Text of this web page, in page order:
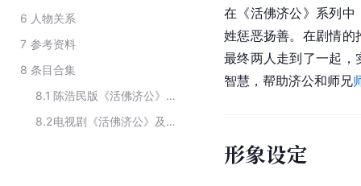
6 人物关系
7 参考资料
8 条目合集
8.1
陈浩民版《活佛济公》中的主要人物
8.2
电视剧《活佛济公》及衍生作品中的角色
在《活佛济公》系列中
姓惩恶扬善。在剧情的
最终两人走到了一起，
智慧，帮助济公和师兄
形象设定